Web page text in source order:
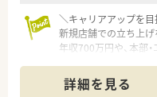
＼キャリアアップを目
新規店舗での立ち上
年収700万円や、本部
＊
詳細を見る